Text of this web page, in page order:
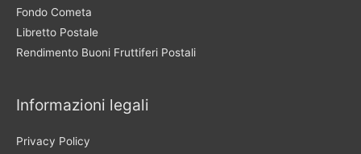
Fondo Cometa
Libretto Postale
Rendimento Buoni Fruttiferi Postali
Informazioni legali
Privacy Policy